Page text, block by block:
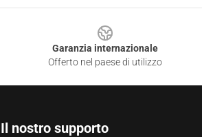
Garanzia internazionale
Offerto nel paese di utilizzo
Il nostro supporto